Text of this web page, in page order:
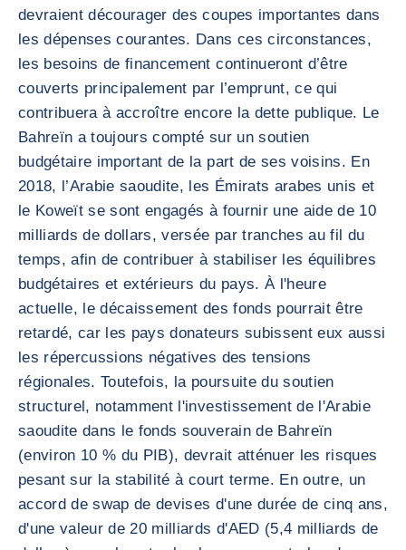
devraient décourager des coupes importantes dans
les dépenses courantes. Dans ces circonstances,
les besoins de financement continueront d’être
couverts principalement par l’emprunt, ce qui
contribuera à accroître encore la dette publique. Le
Bahreïn a toujours compté sur un soutien
budgétaire important de la part de ses voisins. En
2018, l’Arabie saoudite, les Émirats arabes unis et
le Koweït se sont engagés à fournir une aide de 10
milliards de dollars, versée par tranches au fil du
temps, afin de contribuer à stabiliser les équilibres
budgétaires et extérieurs du pays. À l'heure
actuelle, le décaissement des fonds pourrait être
retardé, car les pays donateurs subissent eux aussi
les répercussions négatives des tensions
régionales. Toutefois, la poursuite du soutien
structurel, notamment l'investissement de l'Arabie
saoudite dans le fonds souverain de Bahreïn
(environ 10 % du PIB), devrait atténuer les risques
pesant sur la stabilité à court terme. En outre, un
accord de swap de devises d'une durée de cinq ans,
d'une valeur de 20 milliards d'AED (5,4 milliards de